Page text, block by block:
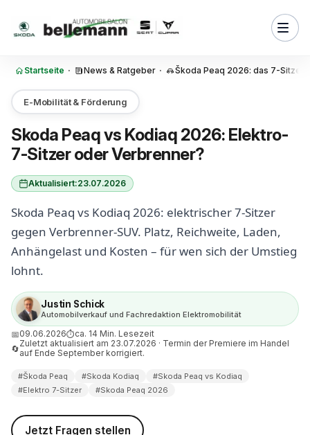
Startseite · News & Ratgeber · Škoda Peaq 2026: das 7-Sitzer
E-Mobilität & Förderung
Skoda Peaq vs Kodiaq 2026: Elektro-
7-Sitzer oder Verbrenner?
Aktualisiert:23.07.2026
Skoda Peaq vs Kodiaq 2026: elektrischer 7-Sitzer
gegen Verbrenner-SUV. Platz, Reichweite, Laden,
Anhängelast und Kosten – für wen sich der Umstieg
lohnt.
Justin Schick
Automobilverkauf und Fachredaktion Elektromobilität
📅09.06.2026⏱ca. 14 Min. Lesezeit
🔄
Zuletzt aktualisiert am 23.07.2026 · Termin der Premiere im Handel
auf Ende September korrigiert.
#Škoda Peaq #Skoda Kodiaq
#Skoda Peaq vs Kodiaq
#Elektro 7-Sitzer
#Skoda Peaq 2026
Jetzt Fragen stellen
Alltagsunterschied
sich die laufenden
und Kodiaq?
Software
Umstieg vom Kodiaq auf
der Kodiaq die bessere